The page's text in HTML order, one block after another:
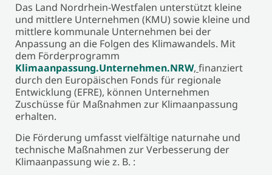
Das Land Nordrhein-Westfalen unterstützt kleine
und mittlere Unternehmen (KMU) sowie kleine und
mittlere kommunale Unternehmen bei der
Anpassung an die Folgen des Klimawandels. Mit
dem Förderprogramm
Klimaanpassung.Unternehmen.NRW, finanziert
durch den Europäischen Fonds für regionale
Entwicklung (EFRE), können Unternehmen
Zuschüsse für Maßnahmen zur Klimaanpassung
erhalten.
Die Förderung umfasst vielfältige naturnahe und
technische Maßnahmen zur Verbesserung der
Klimaanpassung wie z. B. :